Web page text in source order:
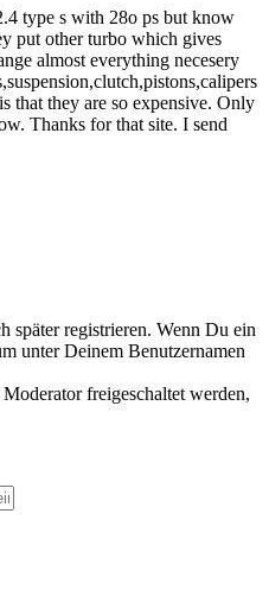
type s with 28o ps but know
put other turbo which gives
almost everything necesery
that they are so expensive. Only
Thanks for that site. I send
später registrieren. Wenn Du ein
unter Deinem Benutzernamen
freigeschaltet werden,